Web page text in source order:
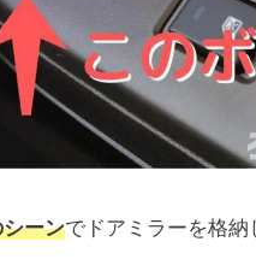
ーンでドアミラーを格納